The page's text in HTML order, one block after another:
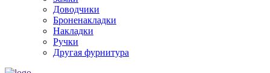
Доводчики
Броненакладки
Накладки
Ручки
Другая фурнитура